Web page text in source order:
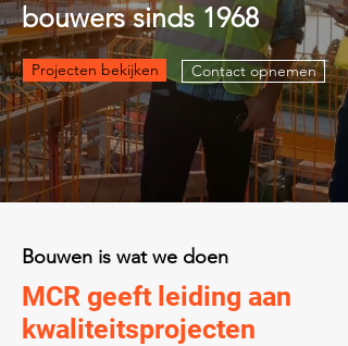
bouwers sinds 1968
Projecten bekijken Contact opnemen
Bouwen is wat we doen
MCR geeft leiding aan
kwaliteitsprojecten